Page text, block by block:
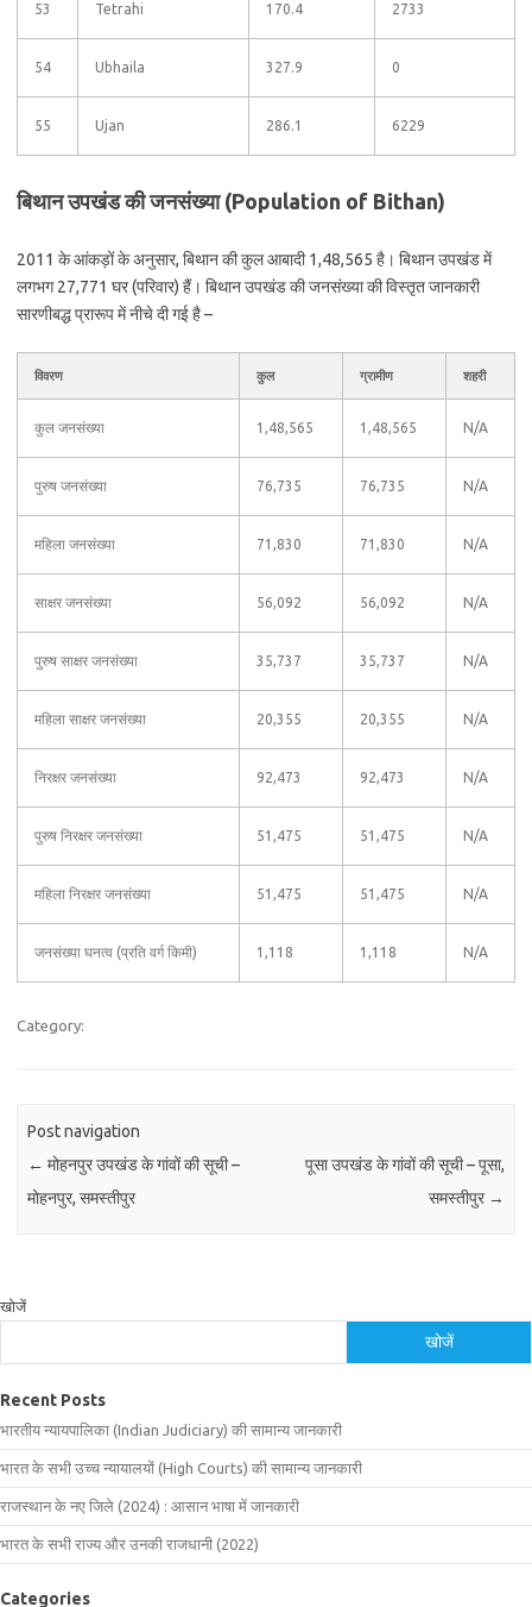
53 Tetrahi 170.4 2733
54 Ubhaila 327.9 0
55 Ujan 286.1 6229
बिथान उपखंड की जनसंख्या (Population of Bithan)
2011 के आंकड़ों के अनुसार, बिथान की कुल आबादी 1,48,565 है। बिथान उपखंड में
लगभग 27,771 घर (परिवार) हैं। बिथान उपखंड की जनसंख्या की विस्तृत जानकारी
सारणीबद्ध प्रारूप में नीचे दी गई है –
विवरण कुल ग्रामीण शहरी
कुल जनसंख्या 1,48,565 1,48,565 N/A
पुरुष जनसंख्या 76,735 76,735 N/A
महिला जनसंख्या 71,830 71,830 N/A
साक्षर जनसंख्या 56,092 56,092 N/A
पुरुष साक्षर जनसंख्या 35,737 35,737 N/A
महिला साक्षर जनसंख्या 20,355 20,355 N/A
निरक्षर जनसंख्या 92,473 92,473 N/A
पुरुष निरक्षर जनसंख्या 51,475 51,475 N/A
महिला निरक्षर जनसंख्या 51,475 51,475 N/A
जनसंख्या घनत्व (प्रति वर्ग किमी) 1,118 1,118 N/A
Category:
Post navigation
← मोहनपुर उपखंड के गांवों की सूची –
मोहनपुर, समस्तीपुर
पूसा उपखंड के गांवों की सूची – पूसा,
समस्तीपुर →
खोजें
खोजें
Recent Posts
भारतीय न्यायपालिका (Indian Judiciary) की सामान्य जानकारी
भारत के सभी उच्च न्यायालयों (High Courts) की सामान्य जानकारी
राजस्थान के नए जिले (2024) : आसान भाषा में जानकारी
भारत के सभी राज्य और उनकी राजधानी (2022)
Categories